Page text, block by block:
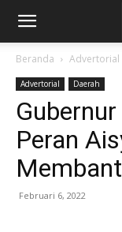
Beranda Advertorial
Advertorial Daerah
Peran
Februari 6, 2022